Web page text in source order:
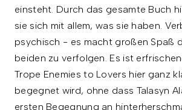
einsteht. Durch das gesamte Buch
sie sich mit allem, was sie haben.
psychisch - es macht großen Spaß
beiden zu verfolgen. Es ist
Trope Enemies to Lovers hier ganz
begegnet wird, ohne dass Talasyn
ersten Begegnung an